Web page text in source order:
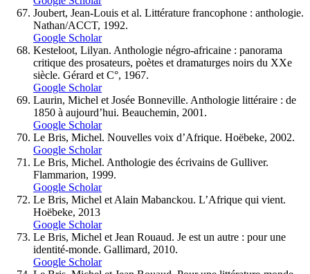
Joubert, Jean-Louis et al. Littérature francophone : anthologie.
Nathan/ACCT, 1992.
Google Scholar
Kesteloot, Lilyan. Anthologie négro-africaine : panorama
critique des prosateurs, poètes et dramaturges noirs du XXe
siècle. Gérard et C°, 1967.
Google Scholar
Laurin, Michel et Josée Bonneville. Anthologie littéraire : de
1850 à aujourd’hui. Beauchemin, 2001.
Google Scholar
Le Bris, Michel. Nouvelles voix d’Afrique. Hoëbeke, 2002.
Google Scholar
Le Bris, Michel. Anthologie des écrivains de Gulliver.
Flammarion, 1999.
Google Scholar
Le Bris, Michel et Alain Mabanckou. L’Afrique qui vient.
Hoëbeke, 2013
Google Scholar
Le Bris, Michel et Jean Rouaud. Je est un autre : pour une
identité-monde. Gallimard, 2010.
Google Scholar